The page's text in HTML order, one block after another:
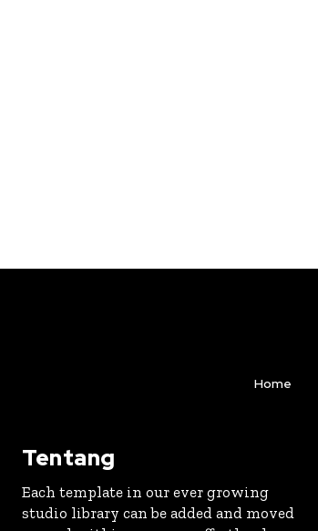
Home
Tentang
Each template in our ever growing
studio library can be added and moved